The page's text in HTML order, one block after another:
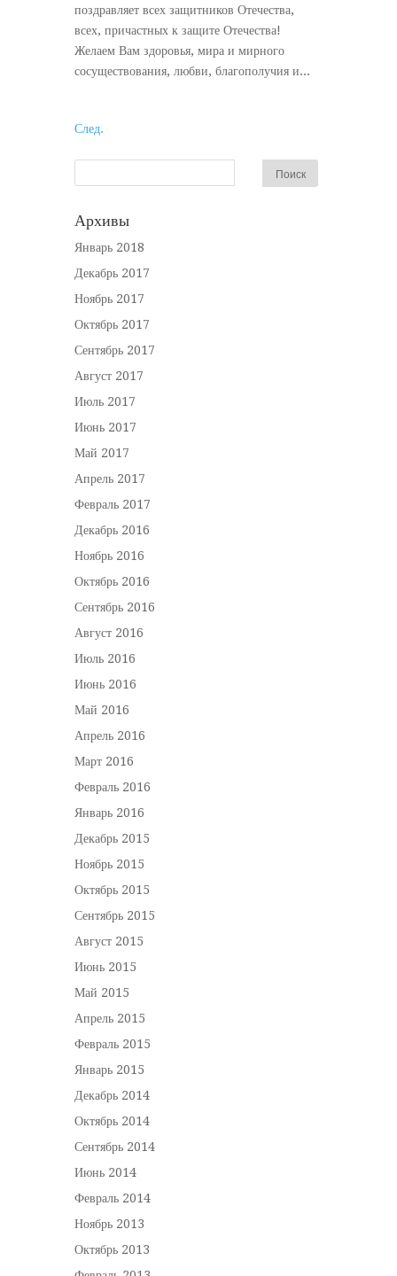
поздравляет всех защитников Отечества,
всех, причастных к защите Отечества!
Желаем Вам здоровья, мира и мирного
сосуществования, любви, благополучия и...
След.
Архивы
Январь 2018
Декабрь 2017
Ноябрь 2017
Октябрь 2017
Сентябрь 2017
Август 2017
Июль 2017
Июнь 2017
Май 2017
Апрель 2017
Февраль 2017
Декабрь 2016
Ноябрь 2016
Октябрь 2016
Сентябрь 2016
Август 2016
Июль 2016
Июнь 2016
Май 2016
Апрель 2016
Март 2016
Февраль 2016
Январь 2016
Декабрь 2015
Ноябрь 2015
Октябрь 2015
Сентябрь 2015
Август 2015
Июнь 2015
Май 2015
Апрель 2015
Февраль 2015
Январь 2015
Декабрь 2014
Октябрь 2014
Сентябрь 2014
Июнь 2014
Февраль 2014
Ноябрь 2013
Октябрь 2013